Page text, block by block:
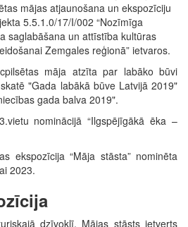
mājas atjaunošana un ekspozīciju
5.5.1.0/17/I/002 “Nozīmīga
saglabāšana un attīstība kultūras
Zemgales reģionā” ietvaros.
māja atzīta par labāko būvi
"Gada labākā būve Latvijā 2019"
gada balva 2019".
nominācijā “Ilgspējīgākā ēka –
ekspozīcija “Māja stāsta” nominēta
2023.
dzīvoklī. Mājas stāsts ietverts